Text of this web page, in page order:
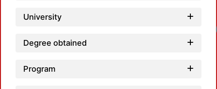
University
Degree obtained
Program